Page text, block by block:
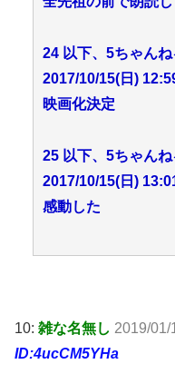
24 以下、5ちゃん
2017/10/15(日)
映画化決定
25 以下、5ちゃん
2017/10/15(日)
感動した
10: 雑な名無し 2019/01/
ID:4ucCM5YHa